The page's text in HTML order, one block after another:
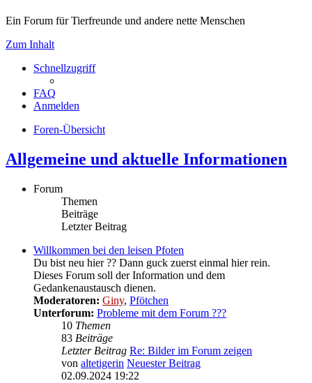
Ein Forum für Tierfreunde und andere nette Menschen
Zum Inhalt
Schnellzugriff
FAQ
Anmelden
Foren-Übersicht
Allgemeine und aktuelle Informationen
Forum
Themen
Beiträge
Letzter Beitrag
Willkommen bei den leisen Pfoten
Du bist neu hier ?? Dann guck zuerst einmal hier rein.
Dieses Forum soll der Information und dem
Gedankenaustausch dienen.
Moderatoren: Giny, Pfötchen
Unterforum: Probleme mit dem Forum ???
10 Themen
83 Beiträge
Letzter Beitrag Re: Bilder im Forum zeigen
von altetigerin Neuester Beitrag
02.09.2024 19:22